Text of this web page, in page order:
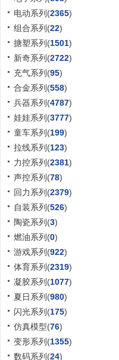
电动系列(2365)
组合系列(22)
搪塑系列(1501)
新奇系列(2722)
充气系列(95)
合金系列(558)
兵器系列(4787)
娃娃系列(3777)
童车系列(199)
拉线系列(123)
力控系列(2381)
声控系列(78)
回力系列(2379)
自装系列(526)
陶瓷系列(3)
燃油系列(0)
游戏系列(922)
体育系列(2319)
凝胶系列(1077)
夏日系列(980)
闪光系列(175)
仿真模型(76)
变形系列(1355)
数码系列(24)